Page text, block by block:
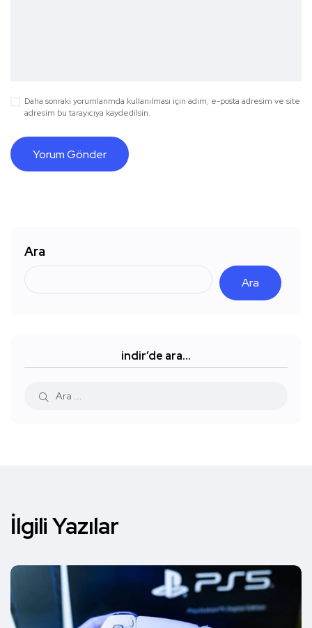
Daha sonraki yorumlarımda kullanılması için adım, e-posta adresim ve site
adresim bu tarayıcıya kaydedilsin.
Ara
Ara
indir’de ara…
İlgili Yazılar